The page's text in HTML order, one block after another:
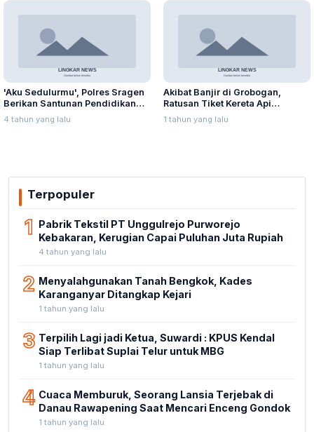
'Aku Sedulurmu', Polres Sragen
Berikan Santunan Pendidikan
Anak Yatim Piatu
4 tahun yang lalu
Akibat Banjir di Grobogan,
Ratusan Tiket Kereta Api
Dibatalkan Calon Penumpang
1 tahun yang lalu
Terpopuler
1 Pabrik Tekstil PT Unggulrejo Purworejo
Kebakaran, Kerugian Capai Puluhan Juta Rupiah
4 tahun yang lalu
2 Menyalahgunakan Tanah Bengkok, Kades
Karanganyar Ditangkap Kejari
1 tahun yang lalu
3 Terpilih Lagi jadi Ketua, Suwardi : KPUS Kendal
Siap Terlibat Suplai Telur untuk MBG
1 tahun yang lalu
4 Cuaca Memburuk, Seorang Lansia Terjebak di
Danau Rawapening Saat Mencari Enceng Gondok
1 tahun yang lalu